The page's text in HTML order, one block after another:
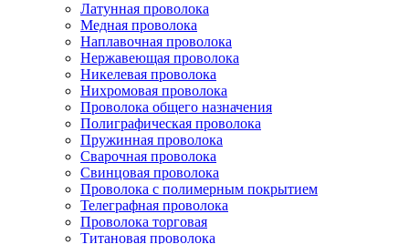
Латунная проволока
Медная проволока
Наплавочная проволока
Нержавеющая проволока
Никелевая проволока
Нихромовая проволока
Проволока общего назначения
Полиграфическая проволока
Пружинная проволока
Сварочная проволока
Свинцовая проволока
Проволока с полимерным покрытием
Телеграфная проволока
Проволока торговая
Титановая проволока